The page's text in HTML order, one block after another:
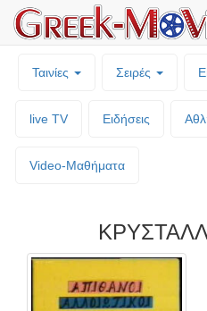
Ταινίες Σειρές
live TV Ειδήσεις
Video-Mαθήματα